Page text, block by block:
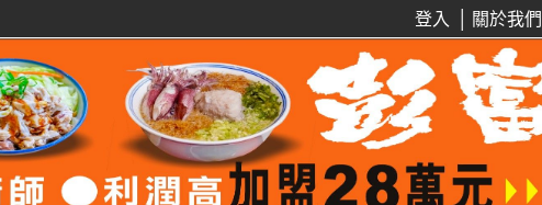
關於我們
登入